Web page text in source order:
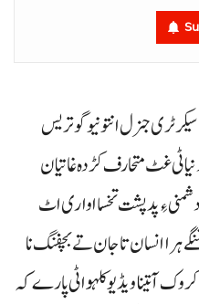
جنرل انتونیوگوتریس
ٹی غٹ متحارف کڑدہ غاتیان
ءِ پدپشت تخسا اواری اٹ
ہراانسان تا جان تے بچفنگ نا
تینا ویڈیو کلہو اٹی پارے کہ